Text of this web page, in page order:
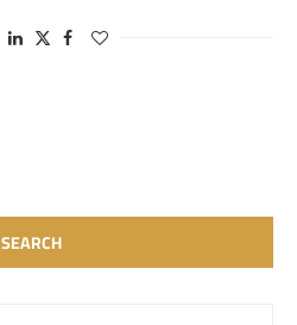
SEARCH